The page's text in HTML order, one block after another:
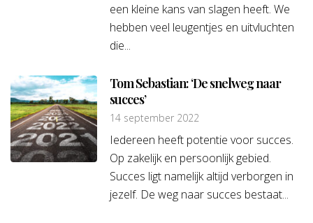
een kleine kans van slagen heeft. We
hebben veel leugentjes en uitvluchten
die...
Tom Sebastian: ‘De snelweg naar
succes’
14 september 2022
Iedereen heeft potentie voor succes.
Op zakelijk en persoonlijk gebied.
Succes ligt namelijk altijd verborgen in
jezelf. De weg naar succes bestaat...